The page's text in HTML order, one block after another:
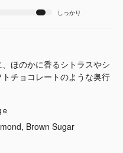
しっかり
ほのかに香るシトラスやシ
チョコレートのような奥行
Brown Sugar